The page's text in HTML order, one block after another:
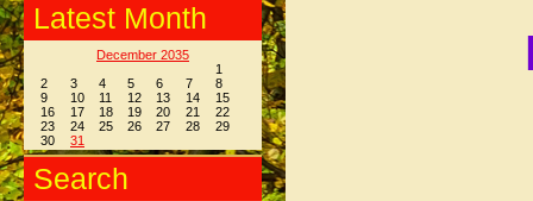
Latest Month
December 2035
1
2
3 4 5 6 7
8
9
10 11 12 13 14
15
16
17 18 19 20 21
22
23
24 25 26 27 28
29
30
31
Search